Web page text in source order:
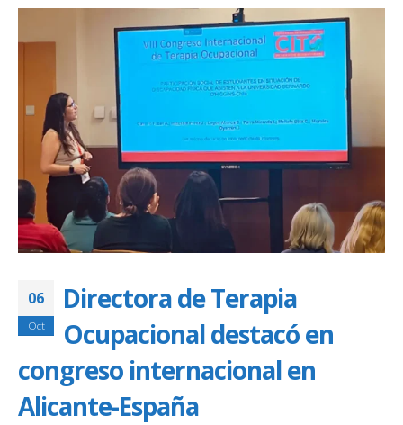
06
Oct
Directora de Terapia
Ocupacional destacó en
congreso internacional en
Alicante-España